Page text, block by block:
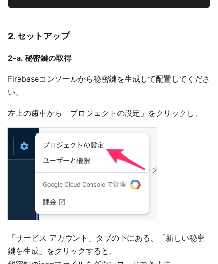
2. セットアップ
2-a. 秘密鍵の取得
Firebaseコンソールから秘密鍵を生成して配置してくださ
い。
左上の歯車から「プロジェクトの設定」をクリックし、
「サービス アカウント」タブの下にある、「新しい秘密
鍵を生成」をクリックすると、